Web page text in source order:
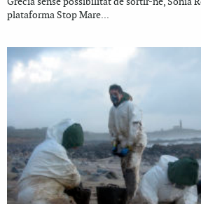
plataforma Stop Mare...